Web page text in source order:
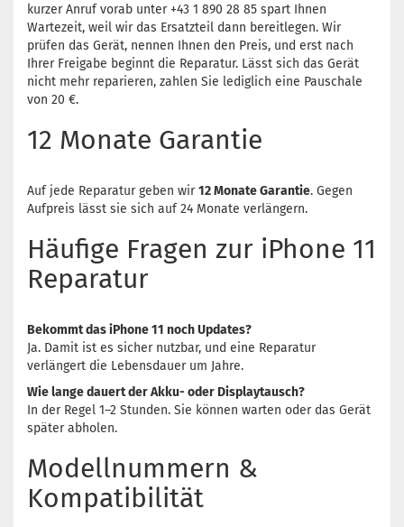
kurzer Anruf vorab unter +43 1 890 28 85 spart Ihnen
Wartezeit, weil wir das Ersatzteil dann bereitlegen. Wir
prüfen das Gerät, nennen Ihnen den Preis, und erst nach
Ihrer Freigabe beginnt die Reparatur. Lässt sich das Gerät
nicht mehr reparieren, zahlen Sie lediglich eine Pauschale
von 20 €.
12 Monate Garantie
Auf jede Reparatur geben wir12 Monate Garantie. Gegen
Aufpreis lässt sie sich auf 24 Monate verlängern.
Häufige Fragen zur iPhone 11
Reparatur
Bekommt das iPhone 11 noch Updates?
Ja. Damit ist es sicher nutzbar, und eine Reparatur
verlängert die Lebensdauer um Jahre.
Wie lange dauert der Akku- oder Displaytausch?
In der Regel 1–2 Stunden. Sie können warten oder das Gerät
später abholen.
Modellnummern &
Kompatibilität